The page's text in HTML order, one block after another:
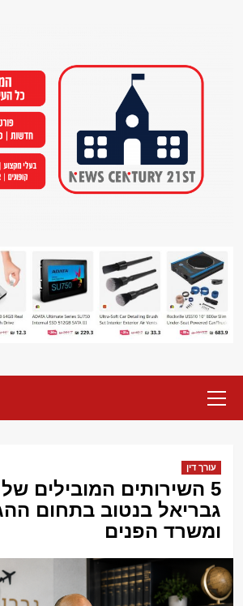
Menu
עורך דין
5 השירותים המובילים
גבריאל בנטוב בתחום
ומשרד הפנים